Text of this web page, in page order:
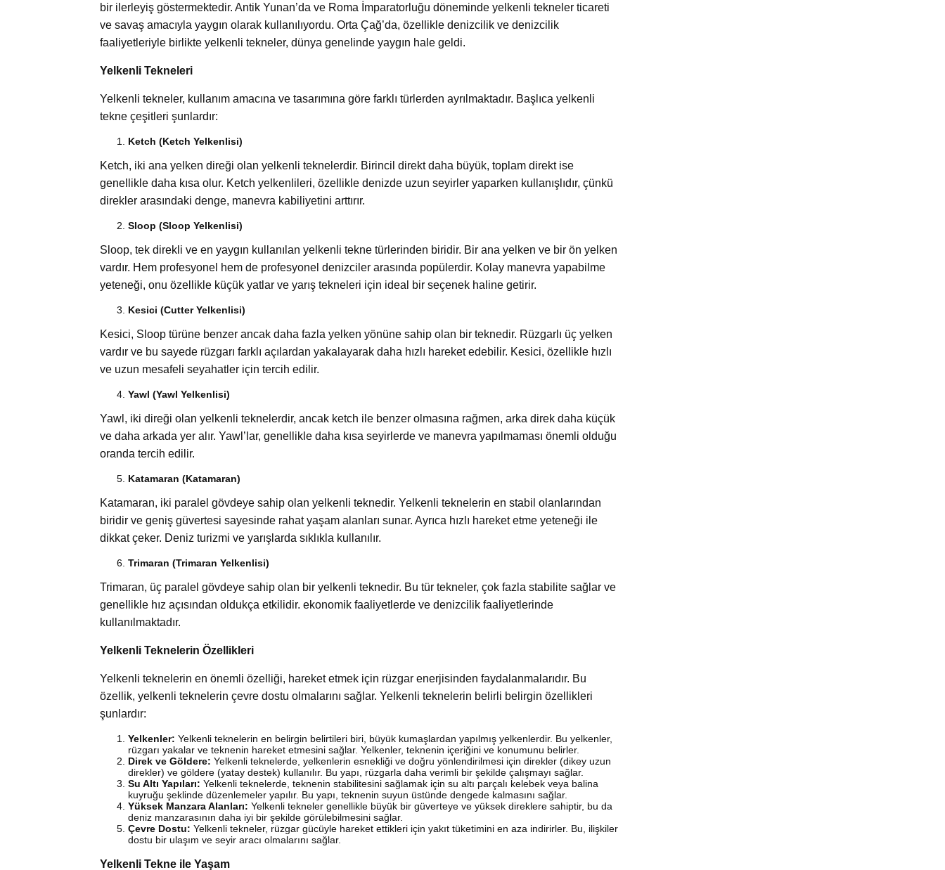
bir ilerleyiş göstermektedir. Antik Yunan’da ve Roma İmparatorluğu döneminde yelkenli tekneler ticareti
ve savaş amacıyla yaygın olarak kullanılıyordu. Orta Çağ’da, özellikle denizcilik ve denizcilik
faaliyetleriyle birlikte yelkenli tekneler, dünya genelinde yaygın hale geldi.
Yelkenli Tekneleri
Yelkenli tekneler, kullanım amacına ve tasarımına göre farklı türlerden ayrılmaktadır. Başlıca yelkenli
tekne çeşitleri şunlardır:
Ketch (Ketch Yelkenlisi)
Ketch, iki ana yelken direği olan yelkenli teknelerdir. Birincil direkt daha büyük, toplam direkt ise
genellikle daha kısa olur. Ketch yelkenlileri, özellikle denizde uzun seyirler yaparken kullanışlıdır, çünkü
direkler arasındaki denge, manevra kabiliyetini arttırır.
Sloop (Sloop Yelkenlisi)
Sloop, tek direkli ve en yaygın kullanılan yelkenli tekne türlerinden biridir. Bir ana yelken ve bir ön yelken
vardır. Hem profesyonel hem de profesyonel denizciler arasında popülerdir. Kolay manevra yapabilme
yeteneği, onu özellikle küçük yatlar ve yarış tekneleri için ideal bir seçenek haline getirir.
Kesici (Cutter Yelkenlisi)
Kesici, Sloop türüne benzer ancak daha fazla yelken yönüne sahip olan bir teknedir. Rüzgarlı üç yelken
vardır ve bu sayede rüzgarı farklı açılardan yakalayarak daha hızlı hareket edebilir. Kesici, özellikle hızlı
ve uzun mesafeli seyahatler için tercih edilir.
Yawl (Yawl Yelkenlisi)
Yawl, iki direği olan yelkenli teknelerdir, ancak ketch ile benzer olmasına rağmen, arka direk daha küçük
ve daha arkada yer alır. Yawl’lar, genellikle daha kısa seyirlerde ve manevra yapılmaması önemli olduğu
oranda tercih edilir.
Katamaran (Katamaran)
Katamaran, iki paralel gövdeye sahip olan yelkenli teknedir. Yelkenli teknelerin en stabil olanlarından
biridir ve geniş güvertesi sayesinde rahat yaşam alanları sunar. Ayrıca hızlı hareket etme yeteneği ile
dikkat çeker. Deniz turizmi ve yarışlarda sıklıkla kullanılır.
Trimaran (Trimaran Yelkenlisi)
Trimaran, üç paralel gövdeye sahip olan bir yelkenli teknedir. Bu tür tekneler, çok fazla stabilite sağlar ve
genellikle hız açısından oldukça etkilidir. ekonomik faaliyetlerde ve denizcilik faaliyetlerinde
kullanılmaktadır.
Yelkenli Teknelerin Özellikleri
Yelkenli teknelerin en önemli özelliği, hareket etmek için rüzgar enerjisinden faydalanmalarıdır. Bu
özellik, yelkenli teknelerin çevre dostu olmalarını sağlar. Yelkenli teknelerin belirli belirgin özellikleri
şunlardır:
Yelkenler: Yelkenli teknelerin en belirgin belirtileri biri, büyük kumaşlardan yapılmış yelkenlerdir. Bu yelkenler,
rüzgarı yakalar ve teknenin hareket etmesini sağlar. Yelkenler, teknenin içeriğini ve konumunu belirler.
Direk ve Göldere: Yelkenli teknelerde, yelkenlerin esnekliği ve doğru yönlendirilmesi için direkler (dikey uzun
direkler) ve göldere (yatay destek) kullanılır. Bu yapı, rüzgarla daha verimli bir şekilde çalışmayı sağlar.
Su Altı Yapıları: Yelkenli teknelerde, teknenin stabilitesini sağlamak için su altı parçalı kelebek veya balina
kuyruğu şeklinde düzenlemeler yapılır. Bu yapı, teknenin suyun üstünde dengede kalmasını sağlar.
Yüksek Manzara Alanları: Yelkenli tekneler genellikle büyük bir güverteye ve yüksek direklere sahiptir, bu da
deniz manzarasının daha iyi bir şekilde görülebilmesini sağlar.
Çevre Dostu: Yelkenli tekneler, rüzgar gücüyle hareket ettikleri için yakıt tüketimini en aza indirirler. Bu, ilişkiler
dostu bir ulaşım ve seyir aracı olmalarını sağlar.
Yelkenli Tekne ile Yaşam